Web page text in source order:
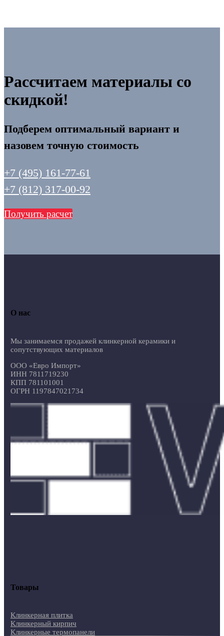
Рассчитаем материалы со
скидкой!
Подберем оптимальный вариант и
назовем точную стоимость
+7 (495) 161-77-61
+7 (812) 317-00-92
Получить расчет
О нас
Мы занимаемся продажей клинкерной керамики и
сопутствующих материалов
ООО «Евро Импорт»
ИНН 7811719230
КПП 781101001
ОГРН 1197847021734
Товары
Клинкерная плитка
Клинкерный кирпич
Клинкерные термопанели